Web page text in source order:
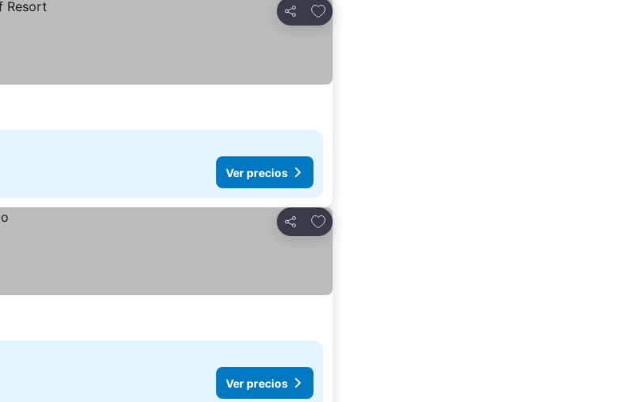
Compartir
Agregar a favoritos
Ver precios
Compartir
Agregar a favoritos
Ver precios